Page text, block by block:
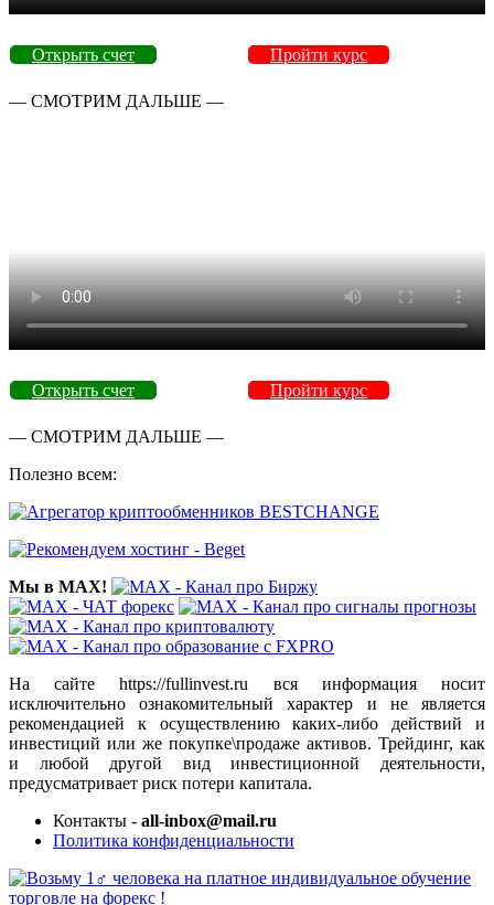
Открыть счет Пройти курс
— СМОТРИМ ДАЛЬШЕ —
Открыть счет Пройти курс
— СМОТРИМ ДАЛЬШЕ —
Полезно всем:
Мы в MAX!
На сайте https://fullinvest.ru вся информация носит
исключительно ознакомительный характер и не является
рекомендацией к осуществлению каких-либо действий и
инвестиций или же покупке\продаже активов. Трейдинг, как
и любой другой вид инвестиционной деятельности,
предусматривает риск потери капитала.
Контакты - all-inbox@mail.ru
Политика конфиденциальности